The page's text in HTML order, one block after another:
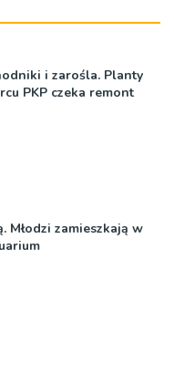
i zarośla. Planty
PKP czeka remont
Młodzi zamieszkają w